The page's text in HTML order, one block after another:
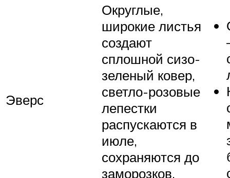
Эверс
Округлые,
широкие листья
создают
сплошной сизо-
зеленый ковер,
светло-розовые
лепестки
распускаются в
июле,
сохраняются до
заморозков.